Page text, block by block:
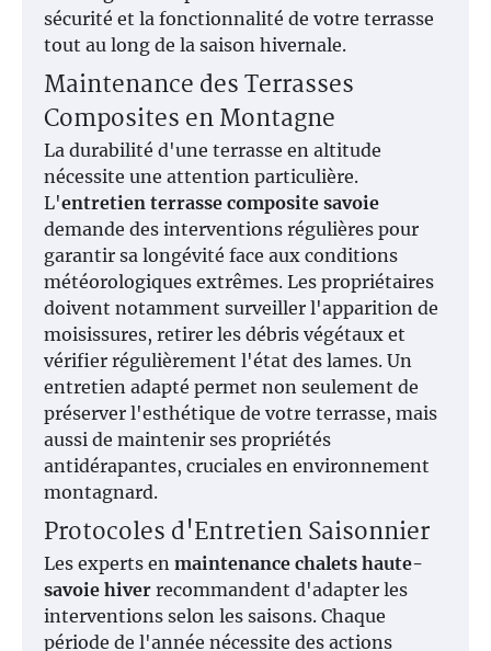
sécurité et la fonctionnalité de votre terrasse
tout au long de la saison hivernale.
Maintenance des Terrasses
Composites en Montagne
La durabilité d'une terrasse en altitude
nécessite une attention particulière.
L'entretien terrasse composite savoie
demande des interventions régulières pour
garantir sa longévité face aux conditions
météorologiques extrêmes. Les propriétaires
doivent notamment surveiller l'apparition de
moisissures, retirer les débris végétaux et
vérifier régulièrement l'état des lames. Un
entretien adapté permet non seulement de
préserver l'esthétique de votre terrasse, mais
aussi de maintenir ses propriétés
antidérapantes, cruciales en environnement
montagnard.
Protocoles d'Entretien Saisonnier
Les experts en maintenance chalets haute-
savoie hiver recommandent d'adapter les
interventions selon les saisons. Chaque
période de l'année nécessite des actions